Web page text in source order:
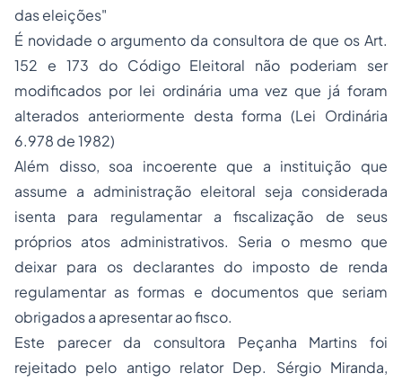
das eleições"
É novidade o argumento da consultora de que os Art.
152 e 173 do Código Eleitoral não poderiam ser
modificados por lei ordinária uma vez que já foram
alterados anteriormente desta forma (Lei Ordinária
6.978 de 1982)
Além disso, soa incoerente que a instituição que
assume a administração eleitoral seja considerada
isenta para regulamentar a fiscalização de seus
próprios atos administrativos. Seria o mesmo que
deixar para os declarantes do imposto de renda
regulamentar as formas e documentos que seriam
obrigados a apresentar ao fisco.
Este parecer da consultora Peçanha Martins foi
rejeitado pelo antigo relator Dep. Sérgio Miranda,